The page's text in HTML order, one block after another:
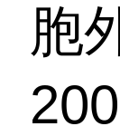
胞